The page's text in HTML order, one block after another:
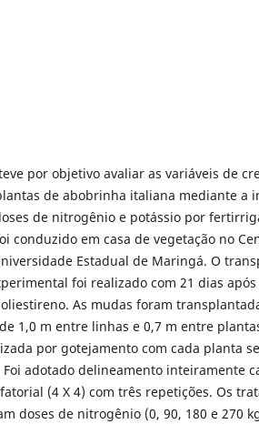
por objetivo avaliar as variáveis de
de abobrinha italiana mediante a
de nitrogênio e potássio por
conduzido em casa de vegetação no
Estadual de Maringá. O
foi realizado com 21 dias
As mudas foram
1,0 m entre linhas e 0,7 m entre
por gotejamento com cada planta
adotado delineamento inteiramente
(4 X 4) com três repetições. Os
doses de nitrogênio (0, 90, 180 e 270